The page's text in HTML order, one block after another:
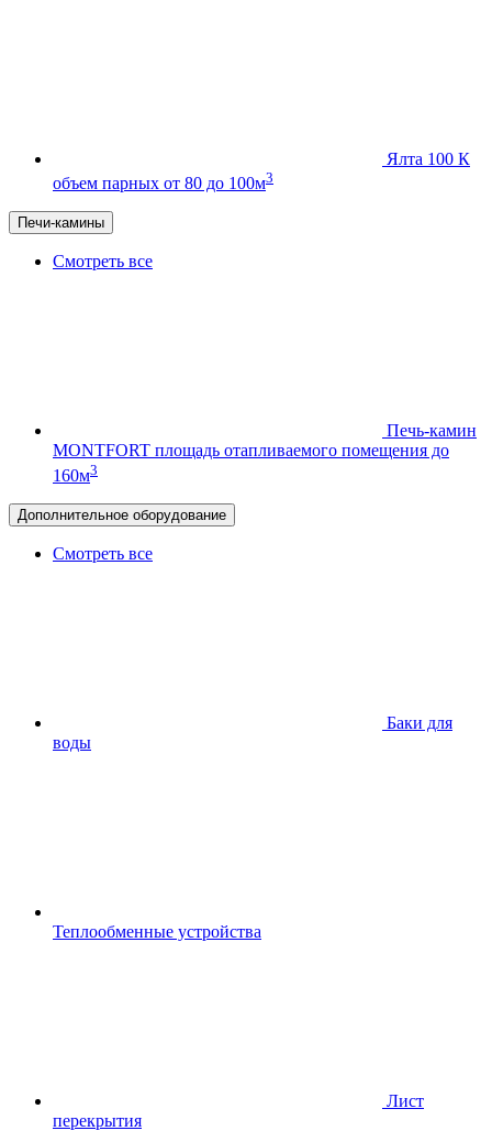
Ялта 100 К
объем парных от 80 до 100м3
Печи-камины
Смотреть все
Печь-камин
MONTFORT площадь отапливаемого помещения до
160м3
Дополнительное оборудование
Смотреть все
Баки для
воды
Теплообменные устройства
Лист
перекрытия